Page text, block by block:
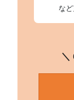
な
＼